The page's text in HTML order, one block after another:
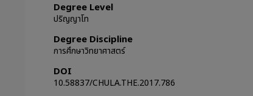
Degree Level
ปริญญาโท
Degree Discipline
การศึกษาวิทยาศาสตร์
DOI
10.58837/CHULA.THE.2017.786